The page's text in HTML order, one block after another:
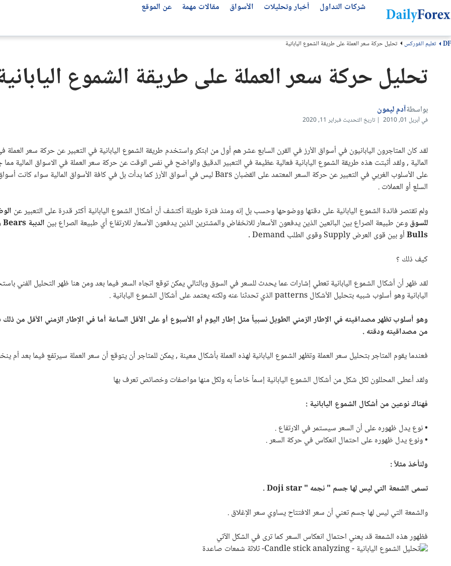
شركات التداول
انواع شركات التداول
أفضل شركات الفوركس
منصات التداول
مقارنة شركات التداول
شركات تداول الذهب
حسابات التداول الإسلامية
شركات التداول في مصر
شركات التداول في العراق
شركات التداول في المغرب
شركات التداول في فلسطين
شركات التداول في الولايات المتحدة
شركات التداول في الجزائر
أخبار وتحليلات
التحليل الفني
توقعات الفوركس الأسبوعية
توقعات الذهب
عملات الفوركس
سعر الدولار مقابل الجنيه المصري اليوم
سعر اليورو اليوم مقابل الجنيه المصري
الأسواق
سوق الأسهم اليوم
جميع المؤشرات
ناسداك 100 Nasdaq
مقالات مهمة
أفضل قنوات التلجرام
كتب تداول مجانية
توصيات الفوركس اليوم
عن الموقع
من نحن
كيف نكسب المال
لماذا تثق بنا؟
منهجيتنا
اتصل بنا
الأسئلة الشائعة
الشروط والأحكام
DF تعليم الفوركس تحليل حركة سعر العملة على طريقة الشموع اليابانية
تحليل حركة سعر العملة على طريقة الشموع
بواسطةآدم ليمون
في أبريل 01, 2010 | تاريخ التحديث فبراير 11, 2020
لقد كان المتاجرون اليابانيون في أسواق الأرز في القرن السابع عشر هم أول من ابتكر واستخدم طريقة الشموع اليابانية في التعبير عن حركة سعر العملة
المالية , ولقد أثبتت هذه طريقة الشموع اليابانية فعالية عظيمة في التعبير الدقيق والواضح في نفس الوقت عن حركة سعر العملة في الاسواق المالية مما
على الأسلوب الغربي في التعبير عن حركة السعر المعتمد على القضبانBarsليس في أسواق الأرز كما بدأت بل في كافة الأسواق المالية سواء كانت
السلع أو العملات .
ولم تقتصر فائدة الشموع اليابانية على دقتها ووضوحها وحسب بل إنه ومنذ فترة طويلة أكتشف أن أشكال الشموع اليابانية أكثر قدرة على التعبير عن
للسوقوعن طبيعة الصراع بين البائعين الذين يدفعون الأسعار للانخفاض والمشترين الذين يدفعون الأسعار للارتفاع أي طبيعة الصراع بين الدببةBears
Bullsأو بين قوى العرضSupplyوقوى الطلبDemand
.
كيف ذلك ؟
لقد ظهر أن أشكال الشموع اليابانية تعطي إشارات عما يحدث للسعر في السوق وبالتالي يمكن توقع اتجاه السعر فيما بعد ومن هنا ظهر التحليل الفني
اليابانية وهو أسلوب شبيه بتحليل الأشكالpatternsالذي تحدثنا عنه ولكنه يعتمد على أشكال الشموع اليابانية .
وهو أسلوب تظهر مصداقيته في الإطار الزمني الطويل نسبياً مثل إطار اليوم أو الأسبوع أو على الأقل الساعة أما في الإطار الزمني الأقل من ذلك
من مصداقيته ودقته .
فعندما يقوم المتاجر بتحليل سعر العملة وتظهر الشموع اليابانية لهذه العملة بأشكال معينة , يمكن للمتاجر أن يتوقع أن سعر العملة سيرتفع فيما بعد أم
ولقد أعطى المحللون لكل شكل من أشكال الشموع اليابانية إسماً خاصاً به ولكل منها مواصفات وخصائص تعرف بها
فهناك نوعين من أشكال الشموع اليابانية :
• نوع يدل ظهوره على أن السعر سيستمر في الارتفاع .
• ونوع يدل ظهوره على احتمال انعكاس في حركة السعر .
ولنأخذ مثلاً :
تسمى الشمعة التي ليس لها جسم " نجمه "Doji star
.
والشمعة التي ليس لها جسم تعني أن سعر الافتتاح يساوي سعر الإغلاق .
فظهور هذه الشمعة قد يعني احتمال انعكاس السعر كما ترى في الشكل الآتي